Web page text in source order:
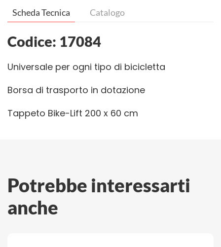
Scheda Tecnica Catalogo
Codice: 17084
Universale per ogni tipo di bicicletta
Borsa di trasporto in dotazione
Tappeto Bike-Lift 200 x 60 cm
Potrebbe interessarti
anche